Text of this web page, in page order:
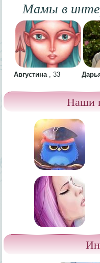
Мамы в
Августина ,33
Наши